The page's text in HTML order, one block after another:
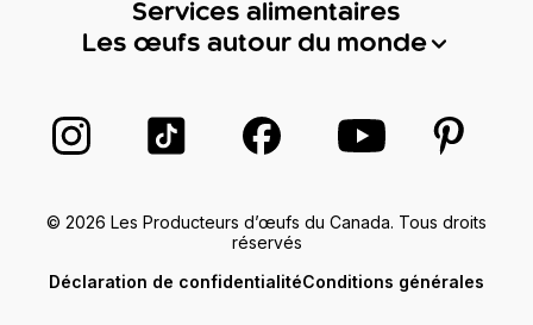
Services alimentaires
Les œufs autour du monde
Suivez-nous sur Instagram
Suivez-nous sur TikTok
Suivez-nous sur Facebook
Suivez-nous sur
© 2026 Les Producteurs d’œufs du Canada. Tous droits
réservés
Déclaration de confidentialitéConditions générales